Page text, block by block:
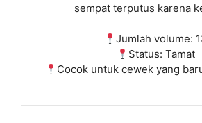
sempat terputus karena
Jumlah volume:
Status: Tamat
Cocok untuk cewek yang